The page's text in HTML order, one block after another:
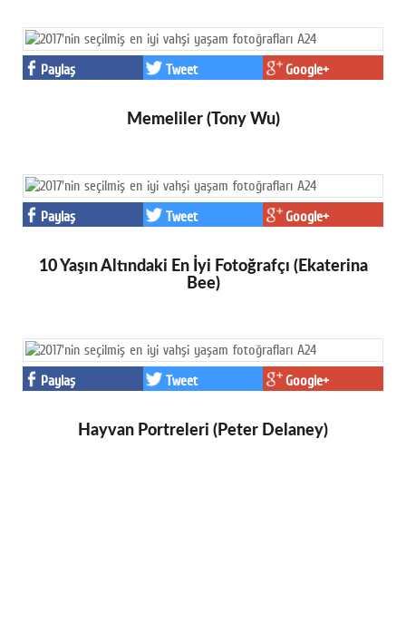
Paylaş Tweet Google+
Memeliler (Tony Wu)
Paylaş Tweet Google+
10 Yaşın Altındaki En İyi Fotoğrafçı (Ekaterina
Bee)
Paylaş Tweet Google+
Hayvan Portreleri (Peter Delaney)